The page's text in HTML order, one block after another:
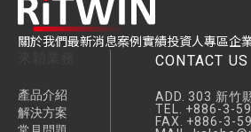
關於我們最新消息案例實績投資人專區企
產品介紹
解決方案
CONTACT US
ADD. 303 新竹
TEL.
+886-3-
FAX.
+886-3-